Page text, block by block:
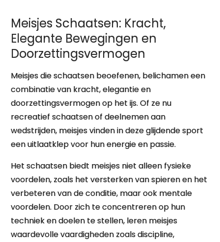
Meisjes Schaatsen: Kracht,
Elegante Bewegingen en
Doorzettingsvermogen
Meisjes die schaatsen beoefenen, belichamen een
combinatie van kracht, elegantie en
doorzettingsvermogen op het ijs. Of ze nu
recreatief schaatsen of deelnemen aan
wedstrijden, meisjes vinden in deze glijdende sport
een uitlaatklep voor hun energie en passie.
Het schaatsen biedt meisjes niet alleen fysieke
voordelen, zoals het versterken van spieren en het
verbeteren van de conditie, maar ook mentale
voordelen. Door zich te concentreren op hun
techniek en doelen te stellen, leren meisjes
waardevolle vaardigheden zoals discipline,